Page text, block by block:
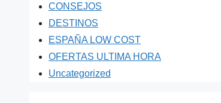
CONSEJOS
DESTINOS
ESPAÑA LOW COST
OFERTAS ULTIMA HORA
Uncategorized